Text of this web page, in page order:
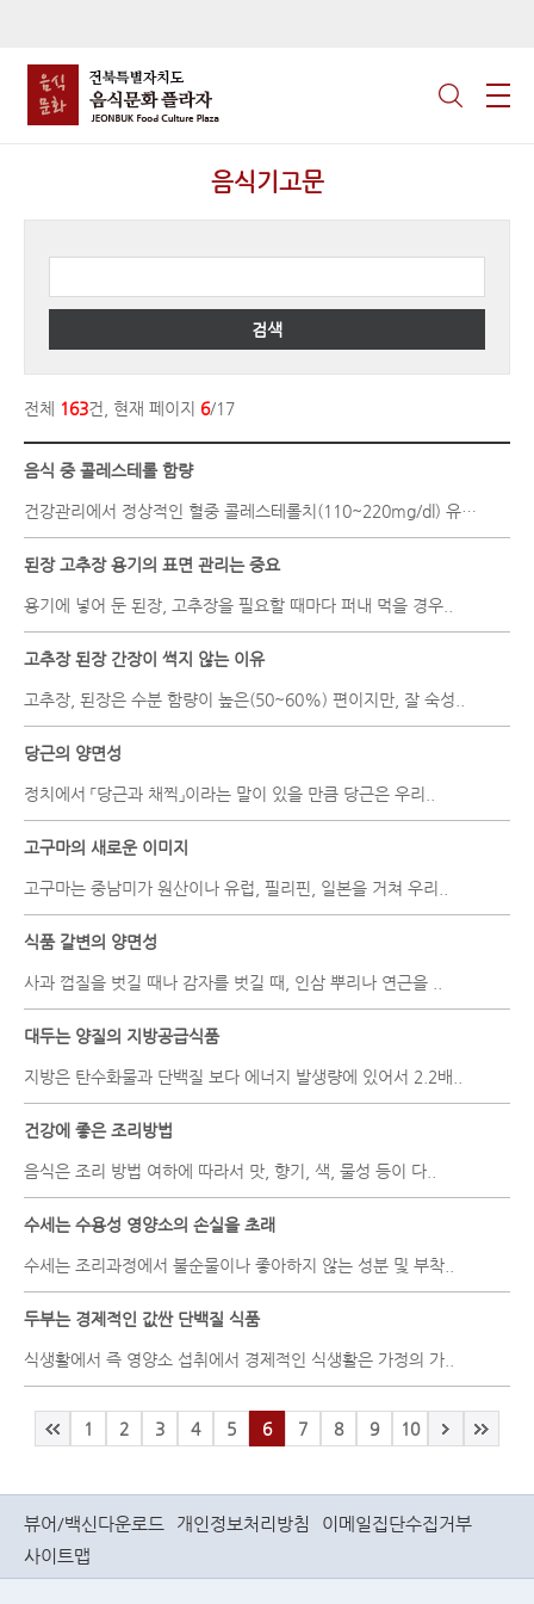
음식기고문
검색
전체 163건, 현재 페이지 6/17
음식 중 콜레스테롤 함량
건강관리에서 정상적인 혈중 콜레스테롤치(110~220mg/dl) 유지..
된장 고추장 용기의 표면 관리는 중요
용기에 넣어 둔 된장, 고추장을 필요할 때마다 퍼내 먹을 경우..
고추장 된장 간장이 썩지 않는 이유
고추장, 된장은 수분 함량이 높은(50~60%) 편이지만, 잘 숙성..
당근의 양면성
정치에서 「당근과 채찍」이라는 말이 있을 만큼 당근은 우리..
고구마의 새로운 이미지
고구마는 중남미가 원산이나 유럽, 필리핀, 일본을 거쳐 우리..
식품 갈변의 양면성
사과 껍질을 벗길 때나 감자를 벗길 때, 인삼 뿌리나 연근을 ..
대두는 양질의 지방공급식품
지방은 탄수화물과 단백질 보다 에너지 발생량에 있어서 2.2배..
건강에 좋은 조리방법
음식은 조리 방법 여하에 따라서 맛, 향기, 색, 물성 등이 다..
수세는 수용성 영양소의 손실을 초래
수세는 조리과정에서 불순물이나 좋아하지 않는 성분 및 부착..
두부는 경제적인 값싼 단백질 식품
식생활에서 즉 영양소 섭취에서 경제적인 식생활은 가정의 가..
1 2 3 4 5 6 7 8 9 10
뷰어/백신다운로드 개인정보처리방침
이메일집단수집거부
사이트맵